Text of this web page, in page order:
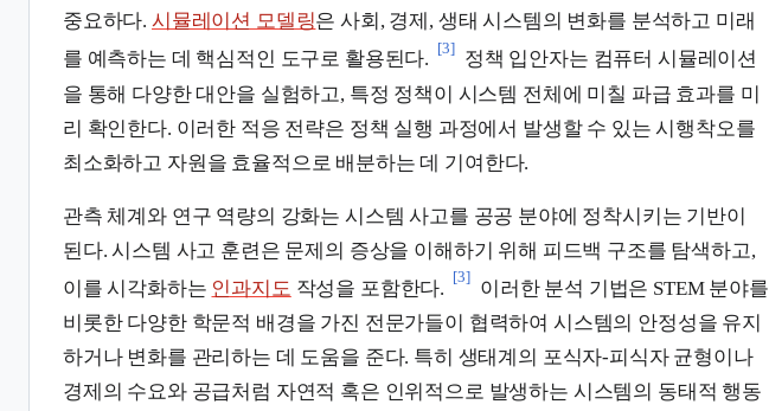
중요하다. 시뮬레이션 모델링은 사회, 경제, 생태 시스템의 변화를 분석하고 미래
를 예측하는 데 핵심적인 도구로 활용된다.
[3]
정책 입안자는 컴퓨터 시뮬레이션
을 통해 다양한 대안을 실험하고, 특정 정책이 시스템 전체에 미칠 파급 효과를 미
리 확인한다. 이러한 적응 전략은 정책 실행 과정에서 발생할 수 있는 시행착오를
최소화하고 자원을 효율적으로 배분하는 데 기여한다.
관측 체계와 연구 역량의 강화는 시스템 사고를 공공 분야에 정착시키는 기반이
된다. 시스템 사고 훈련은 문제의 증상을 이해하기 위해 피드백 구조를 탐색하고,
이를 시각화하는 인과지도 작성을 포함한다.
[3]
이러한 분석 기법은 STEM 분야를
비롯한 다양한 학문적 배경을 가진 전문가들이 협력하여 시스템의 안정성을 유지
하거나 변화를 관리하는 데 도움을 준다. 특히 생태계의 포식자-피식자 균형이나
경제의 수요와 공급처럼 자연적 혹은 인위적으로 발생하는 시스템의 동태적 행동